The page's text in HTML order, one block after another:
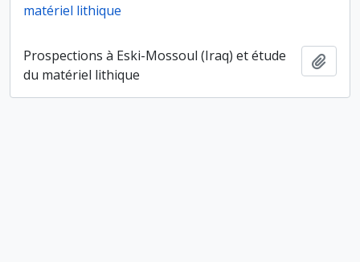
matériel lithique
Prospections à Eski-Mossoul (Iraq) et étude
du matériel lithique